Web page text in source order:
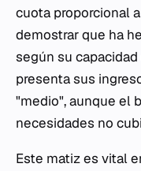
cuota proporcional
demostrar que ha
según su
presenta sus
"medio", aunque el
necesidades no
Este matiz es vital